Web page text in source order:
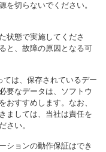
を切らないでください。
状態で実施してくださ
と、故障の原因となる可
は、保存されているデー
要なデータは、ソフトウ
おすすめします。なお、
ましては、当社は責任を
さい。
ションの動作保証はでき